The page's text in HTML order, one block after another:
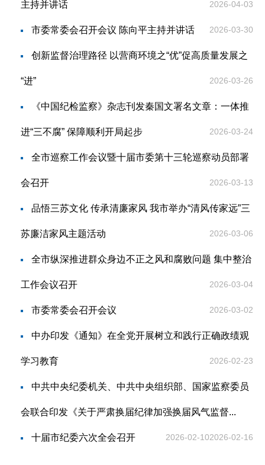
主持并讲话 2026-04-03
市委常委会召开会议 陈向平主持并讲话 2026-03-30
创新监督治理路径 以营商环境之“优”促高质量发展之
“进” 2026-03-26
《中国纪检监察》杂志刊发秦国文署名文章：一体推
进“三不腐” 保障顺利开局起步 2026-03-24
全市巡察工作会议暨十届市委第十三轮巡察动员部署
会召开 2026-03-13
品悟三苏文化 传承清廉家风 我市举办“清风传家远”三
苏廉洁家风主题活动 2026-03-06
全市纵深推进群众身边不正之风和腐败问题 集中整治
工作会议召开 2026-03-04
市委常委会召开会议 2026-03-02
中办印发《通知》在全党开展树立和践行正确政绩观
学习教育 2026-02-23
中共中央纪委机关、中共中央组织部、国家监察委员
会联合印发《关于严肃换届纪律加强换届风气监督...
2026-02-16
十届市纪委六次全会召开 2026-02-10